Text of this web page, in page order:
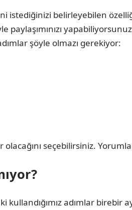
belirleyebilen
paylaşımınızı
şöyle olmazı gerekiyor:
seçebilirsiniz.
kullandığımız adımlar